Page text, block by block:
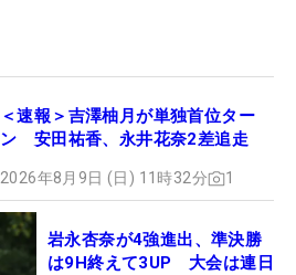
＜速報＞吉澤柚月が単独首位ター
ン 安田祐香、永井花奈2差追走
2026年8月9日 (日) 11時32分 1
岩永杏奈が4強進出、準決勝
は9H終えて3UP 大会は連日